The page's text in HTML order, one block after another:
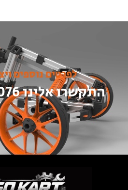
לפרטים נוספים
התקשרו אלינו 052-8455076